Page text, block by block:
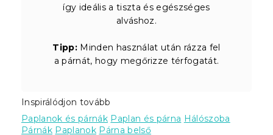
így ideális a tiszta és egészséges
alváshoz.
Tipp: Minden használat után rázza fel
a párnát, hogy megőrizze térfogatát.
Inspirálódjon tovább
Paplanok és párnák Paplan és párna Hálószoba
Párnák Paplanok Párna belső